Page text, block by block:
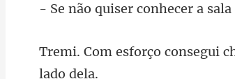
hecer a